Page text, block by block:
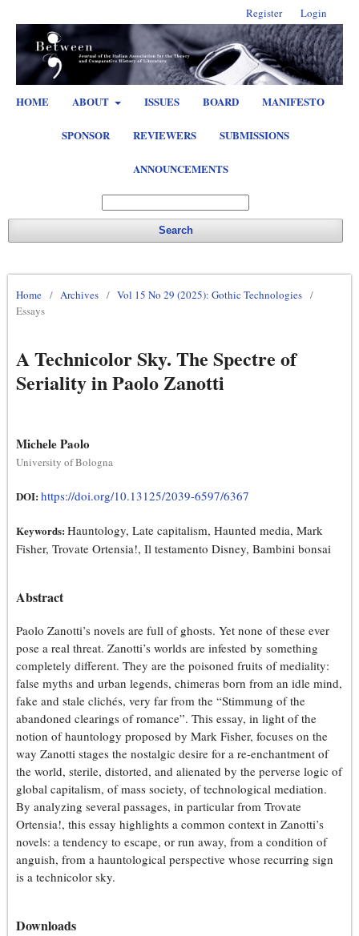
HOME ABOUT ISSUES BOARD MANIFESTO
SPONSOR REVIEWERS SUBMISSIONS
ANNOUNCEMENTS
Search
Register Login
Home / Archives / Vol 15 No 29 (2025): Gothic Technologies /
Essays
A Technicolor Sky. The Spectre of
Seriality in Paolo Zanotti
Michele Paolo
University of Bologna
DOI: https://doi.org/10.13125/2039-6597/6367
Keywords: Hauntology, Late capitalism, Haunted media, Mark
Fisher, Trovate Ortensia!, Il testamento Disney, Bambini bonsai
Abstract
Paolo Zanotti’s novels are full of ghosts. Yet none of these ever
pose a real threat. Zanotti’s worlds are infested by something
completely different. They are the poisoned fruits of mediality:
false myths and urban legends, chimeras born from an idle mind,
fake and stale clichés, very far from the “Stimmung of the
abandoned clearings of romance”. This essay, in light of the
notion of hauntology proposed by Mark Fisher, focuses on the
way Zanotti stages the nostalgic desire for a re-enchantment of
the world, sterile, distorted, and alienated by the perverse logic of
global capitalism, of mass society, of technological mediation.
By analyzing several passages, in particular from Trovate
Ortensia!, this essay highlights a common context in Zanotti’s
novels: a tendency to escape, or run away, from a condition of
anguish, from a hauntological perspective whose recurring sign
is a technicolor sky.
Downloads